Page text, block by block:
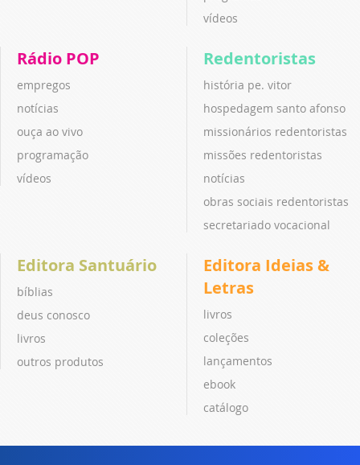
vídeos
Rádio POP
empregos
notícias
ouça ao vivo
programação
vídeos
Redentoristas
história pe. vitor
hospedagem santo afonso
missionários redentoristas
missões redentoristas
notícias
obras sociais redentoristas
secretariado vocacional
Editora Santuário
bíblias
deus conosco
livros
outros produtos
Editora Ideias &
Letras
livros
coleções
lançamentos
ebook
catálogo